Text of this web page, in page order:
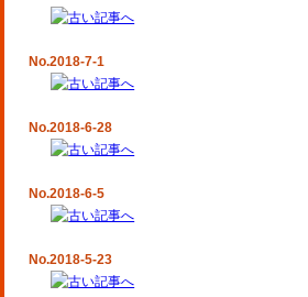
No.2018-7-1
No.2018-6-28
No.2018-6-5
No.2018-5-23